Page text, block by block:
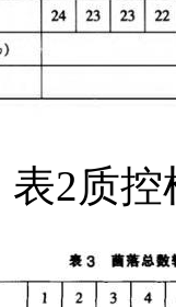
表2质